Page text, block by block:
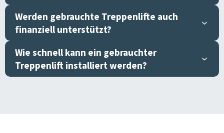
Werden gebrauchte Treppenlifte auch
finanziell unterstützt?
Wie schnell kann ein gebrauchter
Treppenlift installiert werden?